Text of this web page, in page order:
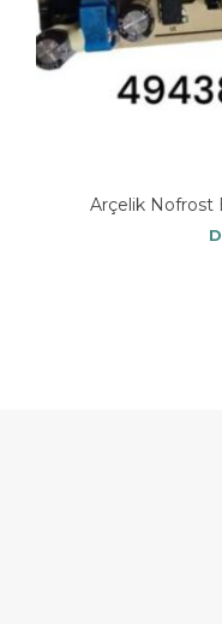
Arçelik Nofrost